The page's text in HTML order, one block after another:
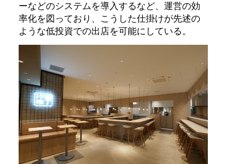
ーなどのシステムを導入するなど、運営の効
率化を図っており、こうした仕掛けが先述の
ような低投資での出店を可能にしている。